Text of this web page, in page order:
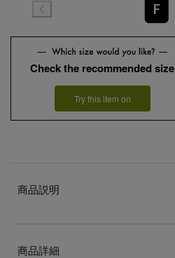
F
Check the recommended size
Try this item on
商品説明
商品詳細